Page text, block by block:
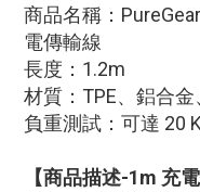
商品名稱：
電傳輸線
長度：1.2m
材質：TPE、鋁合
負重測試：可達 20
【商品描述-1m 充